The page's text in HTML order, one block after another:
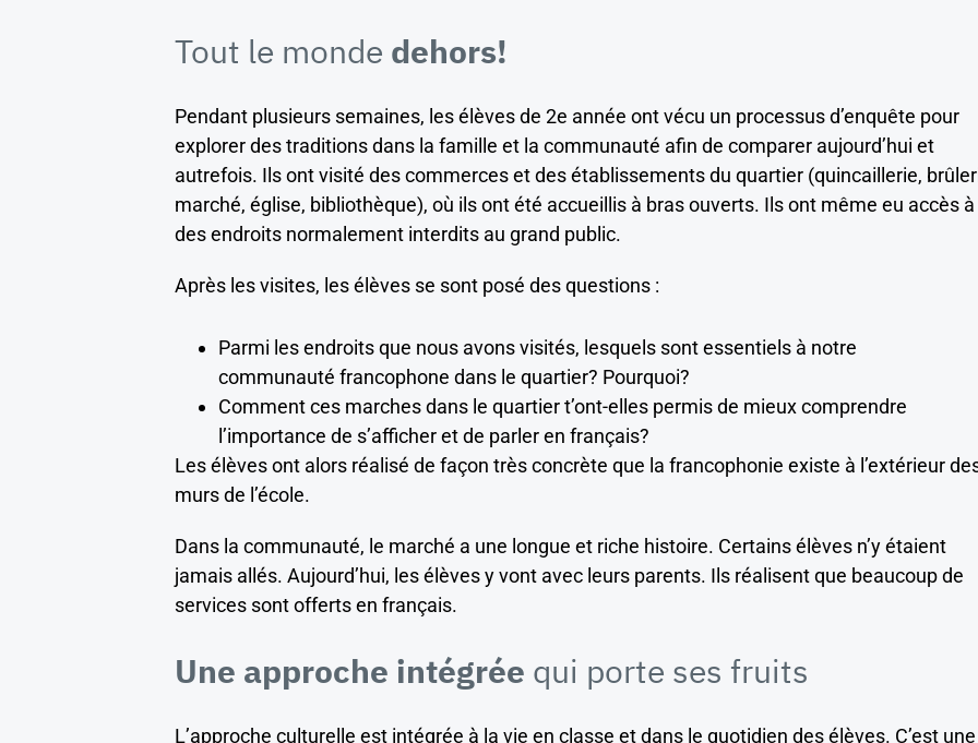
Tout le monde dehors!
Pendant plusieurs semaines, les élèves de 2e année ont vécu un processus d’enquête pour
explorer des traditions dans la famille et la communauté afin de comparer aujourd’hui et
autrefois. Ils ont visité des commerces et des établissements du quartier (quincaillerie,
marché, église, bibliothèque), où ils ont été accueillis à bras ouverts. Ils ont même eu accès à
des endroits normalement interdits au grand public.
Après les visites, les élèves se sont posé des questions :
Parmi les endroits que nous avons visités, lesquels sont essentiels à notre
communauté francophone dans le quartier? Pourquoi?
Comment ces marches dans le quartier t’ont-elles permis de mieux comprendre
l’importance de s’afficher et de parler en français?
Les élèves ont alors réalisé de façon très concrète que la francophonie existe à l’extérieur
murs de l’école.
Dans la communauté, le marché a une longue et riche histoire. Certains élèves n’y étaient
jamais allés. Aujourd’hui, les élèves y vont avec leurs parents. Ils réalisent que beaucoup de
services sont offerts en français.
Une approche intégrée qui porte ses fruits
L’approche culturelle est intégrée à la vie en classe et dans le quotidien des élèves. C’est une